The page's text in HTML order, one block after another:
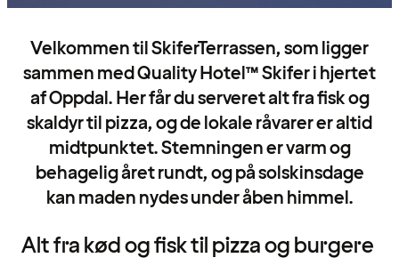
Velkommen til SkiferTerrassen, som ligger
sammen med Quality Hotel™ Skifer i hjertet
af Oppdal. Her får du serveret alt fra fisk og
skaldyr til pizza, og de lokale råvarer er altid
midtpunktet. Stemningen er varm og
behagelig året rundt, og på solskinsdage
kan maden nydes under åben himmel.
Alt fra kød og fisk til pizza og burgere